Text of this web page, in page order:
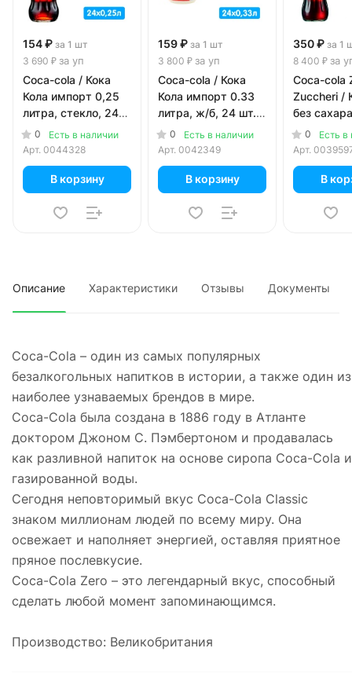
154 ₽ за 1 шт
3 690 ₽ за уп
Coca-cola / Кока
Кола импорт 0,25
литра, стекло, 24
шт. в уп.
0
Есть в наличии
Арт. 0044328
В корзину
159 ₽ за 1 шт
3 800 ₽ за уп
Coca-cola / Кока
Кола импорт 0.33
литра, ж/б, 24 шт. в
уп.0
Есть в наличии
Арт. 0042349
В корзину
350 ₽ за 1
8 400 ₽ за
Coca-cola
Zuccheri /
без
0.2 литра,
24 шт. в
0
Есть в
Арт.
В
Описание Характеристики Отзывы Документы
Coca-Cola – один из самых популярных
безалкогольных напитков в истории, а также один из
наиболее узнаваемых брендов в мире.
Coca-Cola была создана в 1886 году в Атланте
доктором Джоном С. Пэмбертоном и продавалась
как разливной напиток на основе сиропа Coca-Cola и
газированной воды.
Сегодня неповторимый вкус Coca-Cola Classic
знаком миллионам людей по всему миру. Она
освежает и наполняет энергией, оставляя приятное
пряное послевкусие.
Coca-Cola Zero – это легендарный вкус, способный
сделать любой момент запоминающимся.
Производство: Великобритания